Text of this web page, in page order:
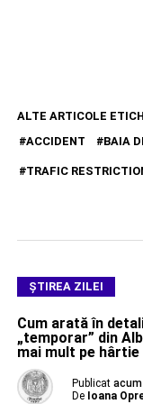
ALTE ARTICOLE
ACCIDENT
BAIA
TRAFIC
ŞTIREA ZILEI
Cum arată în
„temporar” din
mai mult pe hârtie
Publicat acum
De Ioana